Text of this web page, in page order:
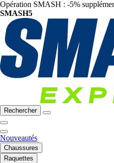
Opération SMASH : -5%
SMASH5
Rechercher
Nouveautés
Chaussures
Raquettes